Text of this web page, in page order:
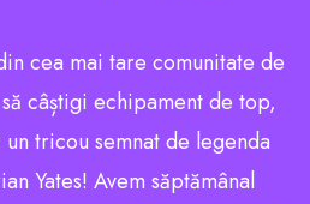
cea mai tare comunitate de
câștigi echipament de top,
tricou semnat de legenda
Yates! Avem săptămânal